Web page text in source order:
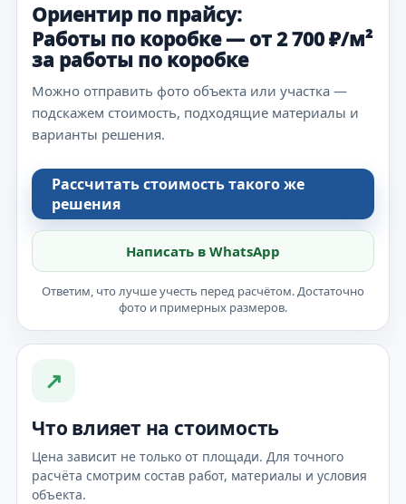
Ориентир по прайсу:
Работы по коробке — от 2 700 ₽/м²
за работы по коробке
Можно отправить фото объекта или участка —
подскажем стоимость, подходящие материалы и
варианты решения.
Рассчитать стоимость такого же
решения
Написать в WhatsApp
Ответим, что лучше учесть перед расчётом. Достаточно
фото и примерных размеров.
↗
Что влияет на стоимость
Цена зависит не только от площади. Для точного
расчёта смотрим состав работ, материалы и условия
объекта.